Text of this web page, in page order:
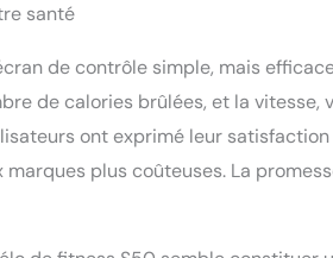
santé
de contrôle simple, mais
de calories brûlées, et la
ont exprimé leur
plus coûteuses. La